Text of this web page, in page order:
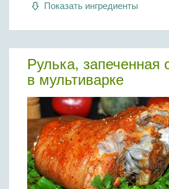
Показать ингредиенты
Рулька, запеченная
в мультиварке